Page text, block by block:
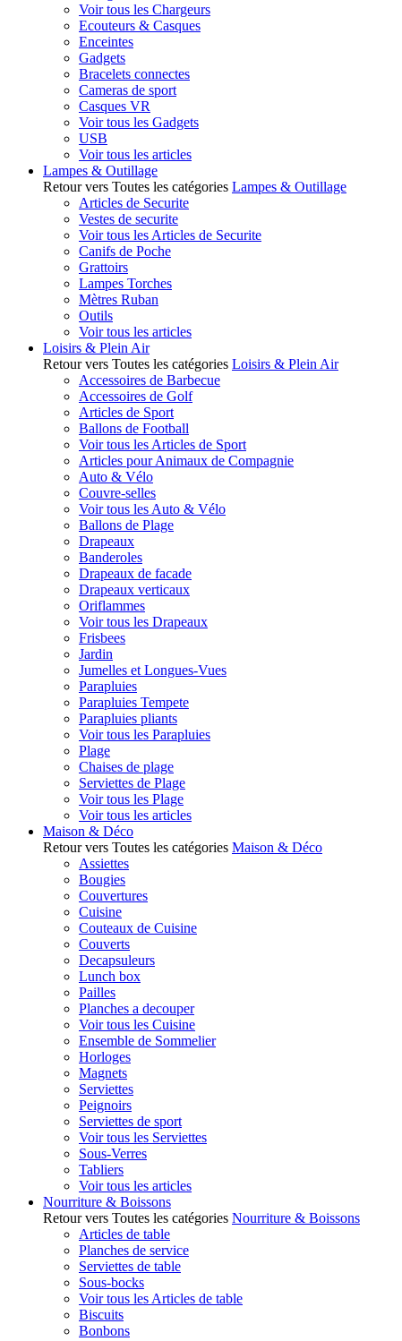
Voir tous les Chargeurs
Ecouteurs & Casques
Enceintes
Gadgets
Bracelets connectes
Cameras de sport
Casques VR
Voir tous les Gadgets
USB
Voir tous les articles
Lampes & Outillage
Retour vers Toutes les catégories Lampes & Outillage
Articles de Securite
Vestes de securite
Voir tous les Articles de Securite
Canifs de Poche
Grattoirs
Lampes Torches
Mètres Ruban
Outils
Voir tous les articles
Loisirs & Plein Air
Retour vers Toutes les catégories Loisirs & Plein Air
Accessoires de Barbecue
Accessoires de Golf
Articles de Sport
Ballons de Football
Voir tous les Articles de Sport
Articles pour Animaux de Compagnie
Auto & Vélo
Couvre-selles
Voir tous les Auto & Vélo
Ballons de Plage
Drapeaux
Banderoles
Drapeaux de facade
Drapeaux verticaux
Oriflammes
Voir tous les Drapeaux
Frisbees
Jardin
Jumelles et Longues-Vues
Parapluies
Parapluies Tempete
Parapluies pliants
Voir tous les Parapluies
Plage
Chaises de plage
Serviettes de Plage
Voir tous les Plage
Voir tous les articles
Maison & Déco
Retour vers Toutes les catégories Maison & Déco
Assiettes
Bougies
Couvertures
Cuisine
Couteaux de Cuisine
Couverts
Decapsuleurs
Lunch box
Pailles
Planches a decouper
Voir tous les Cuisine
Ensemble de Sommelier
Horloges
Magnets
Serviettes
Peignoirs
Serviettes de sport
Voir tous les Serviettes
Sous-Verres
Tabliers
Voir tous les articles
Nourriture & Boissons
Retour vers Toutes les catégories Nourriture & Boissons
Articles de table
Planches de service
Serviettes de table
Sous-bocks
Voir tous les Articles de table
Biscuits
Bonbons